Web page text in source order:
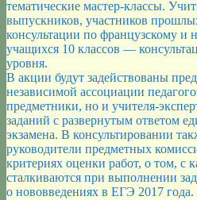
тематические мастер-классы.
выпускников, участников
консультации по французскому и
учащихся 10 классов —
уровня.
В акции будут задействованы
независимой ассоциации
предметники, но и учителя-
заданий с развернутым ответом
экзамена. В консультировании
руководители предметных
критериях оценки работ, о том, с
сталкиваются при выполнении
о нововведениях в ЕГЭ 2017 года.